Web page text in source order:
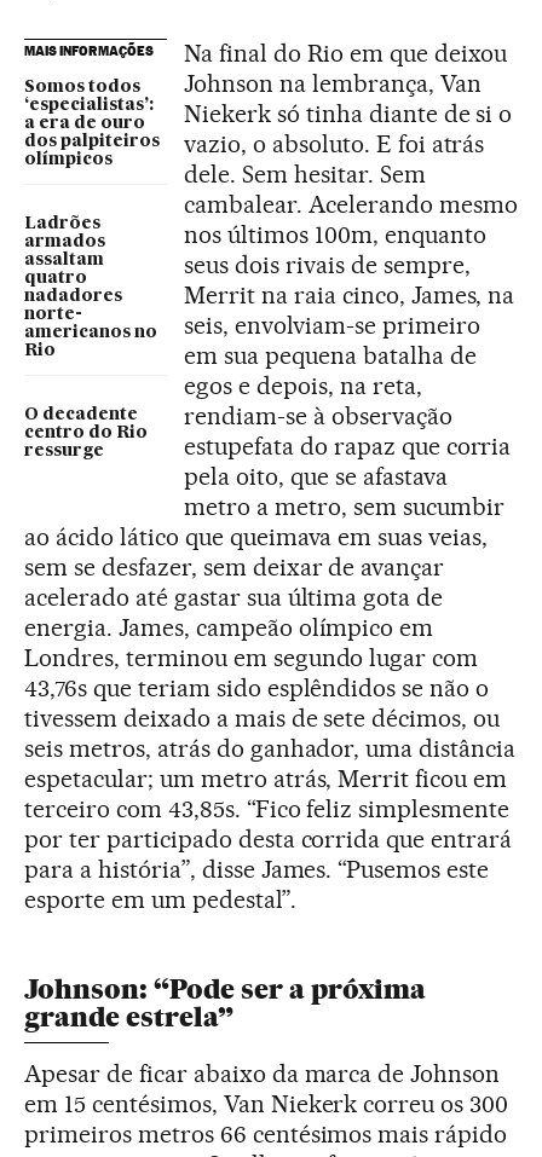
MAIS INFORMAÇÕES
Somos todos
‘especialistas’:
a era de ouro
dos palpiteiros
olímpicos
Ladrões
armados
assaltam
quatro
nadadores
norte-
americanos no
Rio
O decadente
centro do Rio
ressurge
Na final do Rio em que deixou
Johnson na lembrança, Van
Niekerk só tinha diante de si o
vazio, o absoluto. E foi atrás
dele. Sem hesitar. Sem
cambalear. Acelerando mesmo
nos últimos 100m, enquanto
seus dois rivais de sempre,
Merrit na raia cinco, James, na
seis, envolviam-se primeiro
em sua pequena batalha de
egos e depois, na reta,
rendiam-se à observação
estupefata do rapaz que corria
pela oito, que se afastava
metro a metro, sem sucumbir
ao ácido lático que queimava em suas veias,
sem se desfazer, sem deixar de avançar
acelerado até gastar sua última gota de
energia. James, campeão olímpico em
Londres, terminou em segundo lugar com
43,76s que teriam sido esplêndidos se não o
tivessem deixado a mais de sete décimos, ou
seis metros, atrás do ganhador, uma distância
espetacular; um metro atrás, Merrit ficou em
terceiro com 43,85s. “Fico feliz simplesmente
por ter participado desta corrida que entrará
para a história”, disse James. “Pusemos este
esporte em um pedestal”.
Johnson: “Pode ser a próxima
grande estrela”
Apesar de ficar abaixo da marca de Johnson
em 15 centésimos, Van Niekerk correu os 300
primeiros metros 66 centésimos mais rápido